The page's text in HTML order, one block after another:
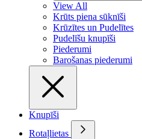
View All
Krūts piena sūknīši
Krūzītes un Pudelītes
Pudelīšu knupīši
Piederumi
Barošanas piederumi
Knupīši
Rotaļlietas